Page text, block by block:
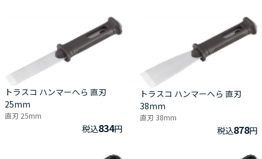
トラスコ ハンマーへら 直刃
25mm
直刃 25mm
税込834円
トラスコ ハンマーへら 直刃
38mm
直刃 38mm
税込878円